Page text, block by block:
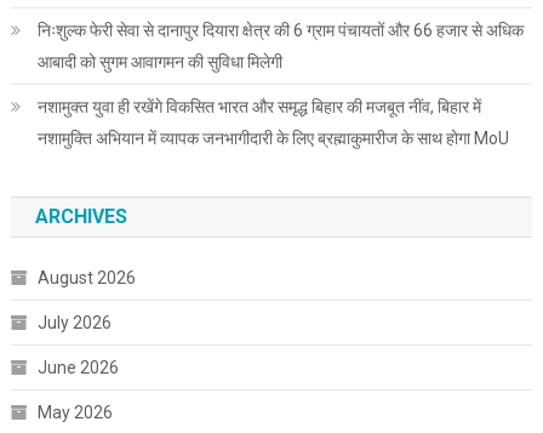
निःशुल्क फेरी सेवा से दानापुर दियारा क्षेत्र की 6 ग्राम पंचायतों और 66 हजार से अधिक
आबादी को सुगम आवागमन की सुविधा मिलेगी
नशामुक्त युवा ही रखेंगे विकसित भारत और समृद्ध बिहार की मजबूत नींव, बिहार में
नशामुक्ति अभियान में व्यापक जनभागीदारी के लिए ब्रह्माकुमारीज के साथ होगा MoU
ARCHIVES
August 2026
July 2026
June 2026
May 2026